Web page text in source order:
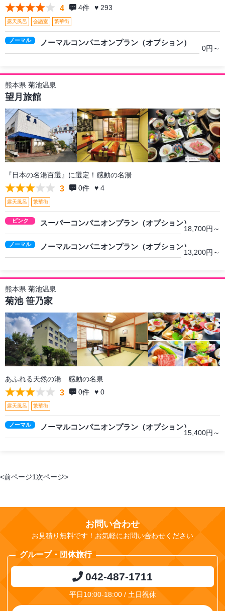
4 4件 ♥ 293
露天風呂 会議室 繁華街
ノーマル ノーマルコンパニオンプラン（オプション）
0円～
熊本県 菊池温泉
望月旅館
『日本の名湯百選』に選定！感動の名湯
3 0件 ♥ 4
露天風呂 繁華街
ピンク スーパーコンパニオンプラン（オプション）
18,700円～
ノーマル ノーマルコンパニオンプラン（オプション）
13,200円～
熊本県 菊池温泉
菊池 笹乃家
あふれる天然の湯 感動の名泉
3 0件 ♥ 0
露天風呂 繁華街
ノーマル ノーマルコンパニオンプラン（オプション）
15,400円～
<前ページ1 次ページ>
お問い合わせ
お見積り無料です！お気軽にお問い合わせください
グループ・団体旅行
042-487-1711
平日10:00-18:00 / 土日祝休